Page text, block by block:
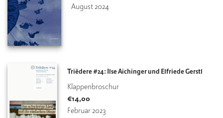
August 2024
Triëdere #24: Ilse Aichinger und Elfriede Gerstl
Klappenbroschur
€14,00
Februar 2023